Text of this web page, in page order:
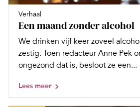
Verhaal
Een maand zonder alcohol
We drinken vijf keer zoveel
zestig. Toen redacteur Anne Pek
ongezond dat is, besloot ze een...
Lees meer